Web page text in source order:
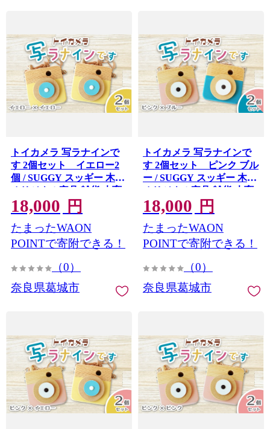
トイカメラ 写ラナインで
す 2個セット イエロー2
個 / SUGGY スッギー 木工
オリジナル家具 雑貨 木育
木製 木のおもちゃ ごっこ
遊び 知育玩具 カメラ おも
ちゃ キッズカメラ 出産祝
い 誕生日プレゼント フォ
税 手作り 手作り 奈良県 葛
18,000 円
たまったWAON
POINTで寄附できる！
（0）
奈良県葛城市
トイカメラ 写ラナインで
す 2個セット ピンク ブル
ー / SUGGY スッギー 木工
オリジナル家具 雑貨 木育
木製 木のおもちゃ ごっこ
遊び 知育玩具 カメラ おも
ちゃ キッズカメラ 出産祝
い 誕生日プレゼント フォ
税 手作り 手作り 奈良県 葛
18,000 円
たまったWAON
POINTで寄附できる！
（0）
奈良県葛城市